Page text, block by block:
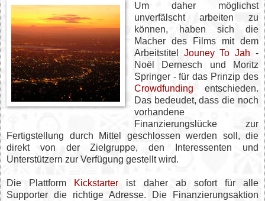
Um daher möglichst
unverfälscht arbeiten zu
können, haben sich die
Macher des Films mit dem
Arbeitstitel Jouney To Jah -
Noël Dernesch und Moritz
Springer - für das Prinzip des
Crowdfunding entschieden.
Das bedeudet, dass die noch
vorhandene
Finanzierungslücke zur
Fertigstellung durch Mittel geschlossen werden soll, die
direkt von der Zielgruppe, den Interessenten und
Unterstützern zur Verfügung gestellt wird.
Die Plattform Kickstarter ist daher ab sofort für alle
Supporter die richtige Adresse. Die Finanzierungsaktion